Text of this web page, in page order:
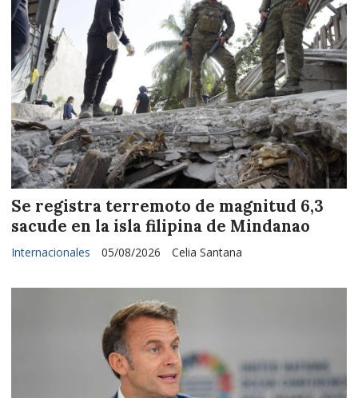
Se registra terremoto de magnitud 6,3
sacude en la isla filipina de Mindanao
Celia Santana
Internacionales 05/08/2026